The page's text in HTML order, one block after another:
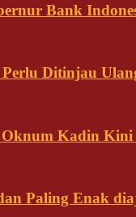
Bank
Ditinjau
Kadin
Paling Enak